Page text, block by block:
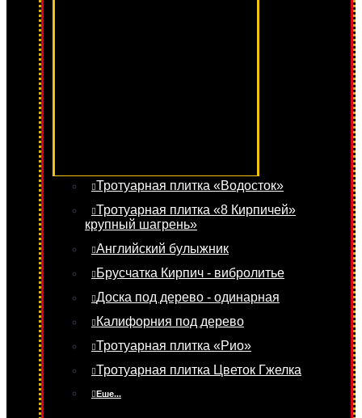
Тротуарная плитка «Водосток»
Тротуарная плитка «8 Кирпичей»
крупный шагрень»
Английский булыжник
Брусчатка Кирпич - вибролитье
Доска под дерево - одинарная
Калифорния под дерево
Тротуарная плитка «Рио»
Тротуарная плитка Цветок Гжелка
Еше...